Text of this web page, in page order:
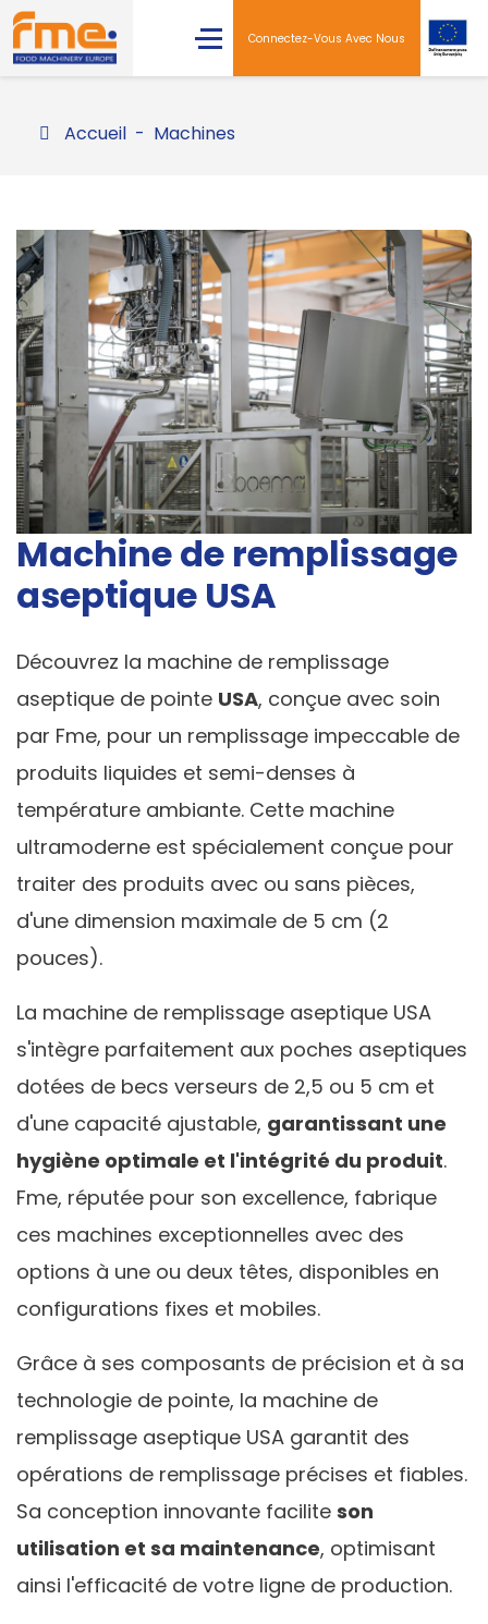
Connectez-Vous Avec Nous
Accueil Machines
Machine de remplissage
aseptique USA
Découvrez la machine de remplissage
aseptique de pointe USA, conçue avec soin
par Fme, pour un remplissage impeccable de
produits liquides et semi-denses à
température ambiante. Cette machine
ultramoderne est spécialement conçue pour
traiter des produits avec ou sans pièces,
d'une dimension maximale de 5 cm (2
pouces).
La machine de remplissage aseptique USA
s'intègre parfaitement aux poches aseptiques
dotées de becs verseurs de 2,5 ou 5 cm et
d'une capacité ajustable, garantissant une
hygiène optimale et l'intégrité du produit.
Fme, réputée pour son excellence, fabrique
ces machines exceptionnelles avec des
options à une ou deux têtes, disponibles en
configurations fixes et mobiles.
Grâce à ses composants de précision et à sa
technologie de pointe, la machine de
remplissage aseptique USA garantit des
opérations de remplissage précises et fiables.
Sa conception innovante facilite son
utilisation et sa maintenance, optimisant
ainsi l'efficacité de votre ligne de production.